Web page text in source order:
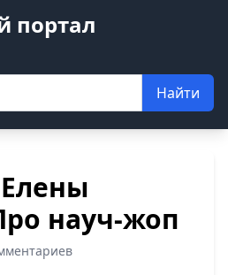
портал
Найти
науч-жоп